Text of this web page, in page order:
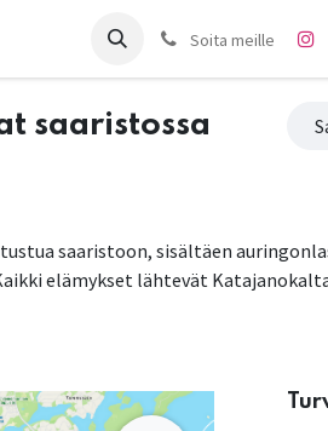
Ota yhteyttäSoita meille
saaristossa
saaristoon, sisältäen
elämykset lähtevät